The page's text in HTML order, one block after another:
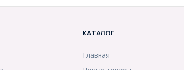
КАТАЛОГ
Главная